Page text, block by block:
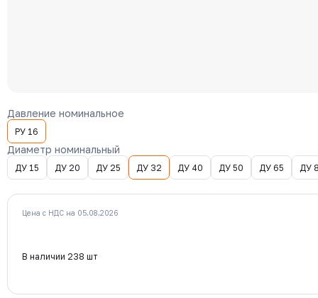
Давление номинальное
РУ 16
Диаметр номинальный
ДУ 15 ДУ 20 ДУ 25 ДУ 32 ДУ 40 ДУ 50 ДУ 65 ДУ
Цена с НДС на 05.08.2026
В наличии 238 шт